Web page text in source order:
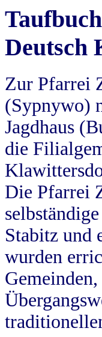
Deutsch
Zur Pfarrei
(Sypnywo)
Jagdhaus
die
Die Pfarrei
Stabitz und
wurden